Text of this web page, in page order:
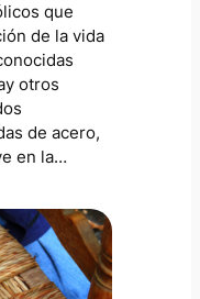
que
de la vida
otros
de acero,
en la…